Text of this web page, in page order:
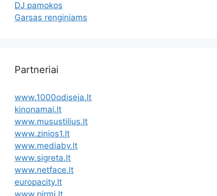
DJ pamokos
Garsas renginiams
Partneriai
www.1000odiseja.lt
kinonamai.lt
www.musustilius.lt
www.zinios1.lt
www.mediabv.lt
www.sigreta.lt
www.netface.lt
europacity.lt
www.pirmi.lt